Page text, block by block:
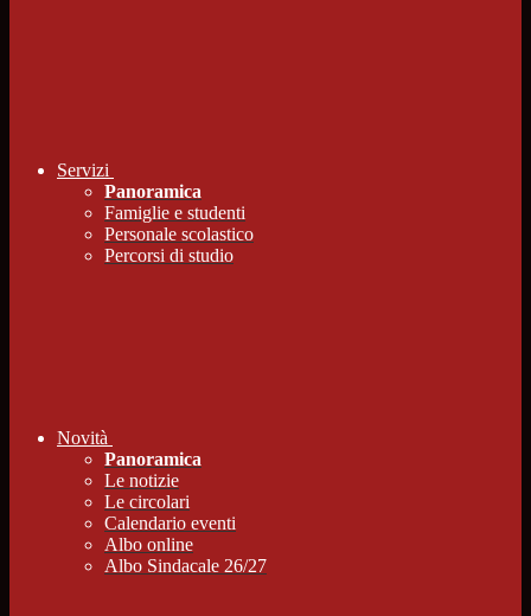
Servizi
Panoramica
Famiglie e studenti
Personale scolastico
Percorsi di studio
Novità
Panoramica
Le notizie
Le circolari
Calendario eventi
Albo online
Albo Sindacale 26/27